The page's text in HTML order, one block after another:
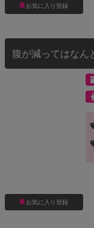
お気に入り登録
腹が減ってはなん
お気に入り登録